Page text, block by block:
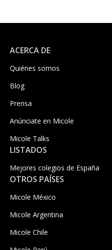
ACERCA DE
Quiénes somos
Blog
Prensa
Anúnciate en Micole
Micole Talks
LISTADOS
Mejores colegios de España
OTROS PAÍSES
Micole México
Micole Argentina
Micole Chile